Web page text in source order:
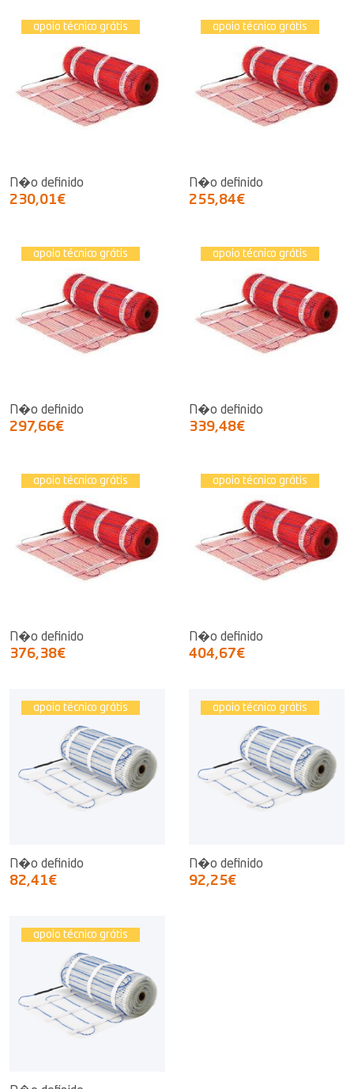
apoio técnico grátis
N�o definido
230,01€
apoio técnico grátis
N�o definido
255,84€
apoio técnico grátis
N�o definido
297,66€
apoio técnico grátis
N�o definido
339,48€
apoio técnico grátis
N�o definido
376,38€
apoio técnico grátis
N�o definido
404,67€
apoio técnico grátis
N�o definido
82,41€
apoio técnico grátis
N�o definido
92,25€
apoio técnico grátis